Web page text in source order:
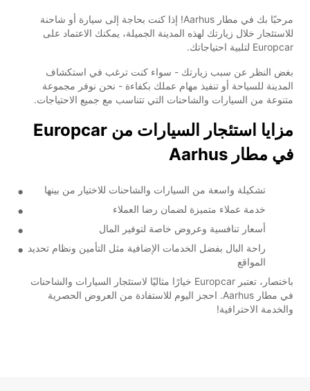
مرحبًا بك في مطار Aarhus! إذا كنت بحاجة إلى سيارة أو شاحنة
للاستئجار خلال زيارتك لهذه المدينة الجميلة، يمكنك الاعتماد على
Europcar لتلبية احتياجاتك.
بغض النظر عن سبب زيارتك - سواء كنت ترغب في استكشاف
المدينة للسياحة أو تنفيذ مهام عملك بكفاءة - نحن نوفر مجموعة
متنوعة من السيارات والشاحنات التي تتناسب مع جميع الاحتياجات.
مزايا استئجار السيارات من Europcar
في مطار Aarhus
تشكيلة واسعة من السيارات والشاحنات للاختيار من بينها
خدمة عملاء متميزة لضمان رضا العملاء
أسعار تنافسية وعروض خاصة لتوفير المال
راحة البال بفضل الخدمات الإضافية مثل التأمين ونظام تحديد
المواقع
باختصار، تعتبر Europcar خيارًا مثاليًا لاستئجار السيارات والشاحنات
في مطار Aarhus. احجز اليوم للاستفادة من العروض الحصرية
والخدمة الاحترافية!